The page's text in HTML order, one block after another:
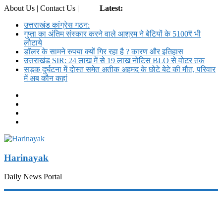
About Us | Contact Us |
Latest:
उत्तराखंड कांग्रेस गठन:
गुप्ता का अंतिम संस्कार करने वाले आश्रम ने बेटियों के 5100₹ भी
लौटाये
डॉलर के सामने रुपया क्यों गिर रहा है ? कारण और इतिहास
उत्तराखंड SIR: 24 लाख में से 19 लाख नोटिस BLO से वोटर तक
सड़क दुर्घटना में दोस्त समेत अतीक अहमद के छोटे बेटे की मौत, परिवार
में अब कौन कहां
Harinayak
Daily News Portal